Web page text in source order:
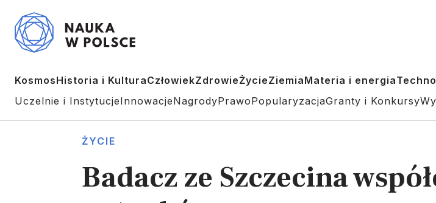
KosmosHistoria i KulturaCzłowiekZdrowieŻycieZiemiaMateria i energia
Uczelnie i InstytucjeInnowacjeNagrodyPrawoPopularyzacjaGranty i Konkursy
ŻYCIE
Badacz ze Szczecina